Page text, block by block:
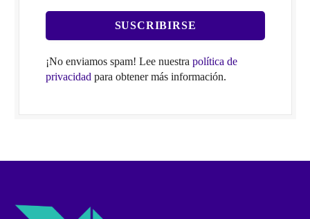
¡No enviamos spam! Lee nuestra política de
privacidad para obtener más información.